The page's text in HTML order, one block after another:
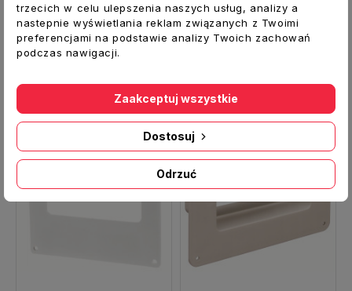
Zobacz także
trzecich w celu ulepszenia naszych usług, analizy a
nastepnie wyświetlania reklam związanych z Twoimi
preferencjami na podstawie analizy Twoich zachowań
podczas nawigacji.
Odrzuć
Dostosuj
Zaakceptuj wszystkie